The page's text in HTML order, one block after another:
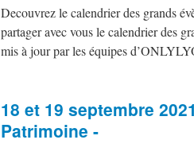
Decouvrez le calendrier des grands
partager avec vous le calendrier des
mis à jour par les équipes
18 et 19 septembre
Patrimoine -